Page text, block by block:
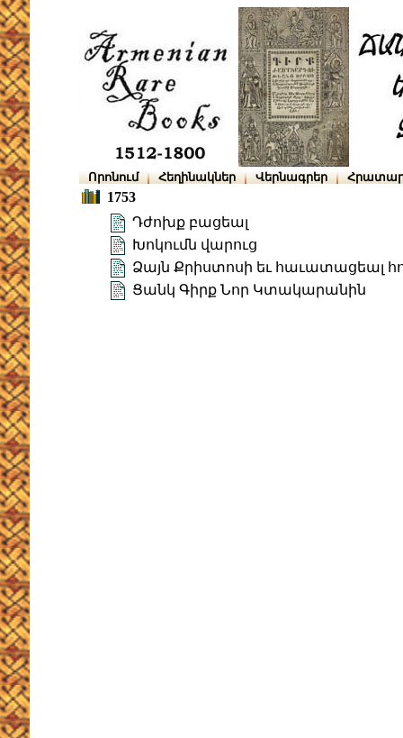
Որոնում Հեղինակներ Վերնագրեր
1753
Դժոխք բացեալ
Խոկումն վարուց
Ձայն Քրիստոսի եւ հաւատացեալ
Ցանկ Գիրք Նոր Կտակարանին